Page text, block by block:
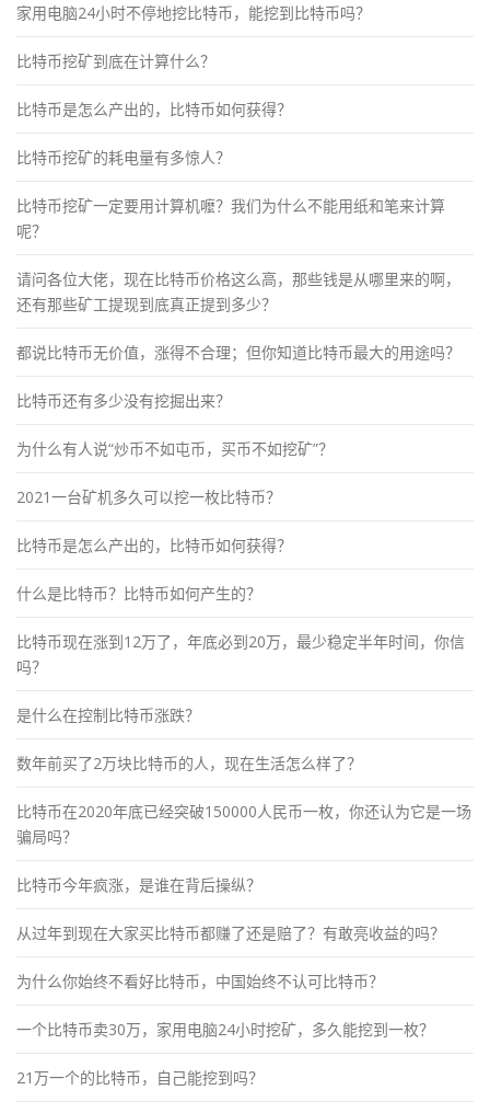
家用电脑24小时不停地挖比特币，能挖到比特币吗？
比特币挖矿到底在计算什么？
比特币是怎么产出的，比特币如何获得？
比特币挖矿的耗电量有多惊人？
比特币挖矿一定要用计算机嚒？我们为什么不能用纸和笔来计算
呢？
请问各位大佬，现在比特币价格这么高，那些钱是从哪里来的啊，
还有那些矿工提现到底真正提到多少？
都说比特币无价值，涨得不合理；但你知道比特币最大的用途吗？
比特币还有多少没有挖掘出来？
为什么有人说“炒币不如屯币，买币不如挖矿”？
2021一台矿机多久可以挖一枚比特币？
比特币是怎么产出的，比特币如何获得？
什么是比特币？比特币如何产生的？
比特币现在涨到12万了，年底必到20万，最少稳定半年时间，你信
吗？
是什么在控制比特币涨跌？
数年前买了2万块比特币的人，现在生活怎么样了？
比特币在2020年底已经突破150000人民币一枚，你还认为它是一场
骗局吗？
比特币今年疯涨，是谁在背后操纵？
从过年到现在大家买比特币都赚了还是赔了？有敢亮收益的吗？
为什么你始终不看好比特币，中国始终不认可比特币？
一个比特币卖30万，家用电脑24小时挖矿，多久能挖到一枚？
21万一个的比特币，自己能挖到吗？